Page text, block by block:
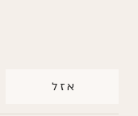
אזל